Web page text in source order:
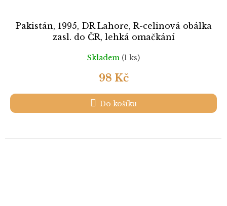
Pakistán, 1995, DR Lahore, R-celinová obálka
zasl. do ČR, lehká omačkání
Skladem (1 ks)
98 Kč
Do košíku